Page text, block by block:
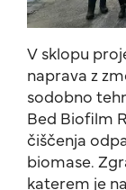
V sklopu
naprava z
sodobno
Bed Biofilm
čiščenja
biomase.
katerem je